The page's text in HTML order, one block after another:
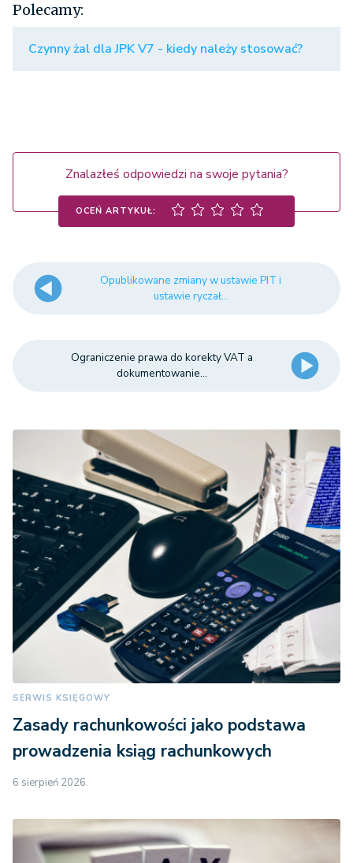
Polecamy:
Czynny żal dla JPK V7 - kiedy należy stosować?
Znalazłeś odpowiedzi na swoje pytania?
OCEŃ ARTYKUŁ:
Opublikowane zmiany w ustawie PIT i
ustawie ryczał...
Ograniczenie prawa do korekty VAT a
dokumentowanie...
SERWIS KSIĘGOWY
Zasady rachunkowości jako podstawa
prowadzenia ksiąg rachunkowych
6 sierpień 2026